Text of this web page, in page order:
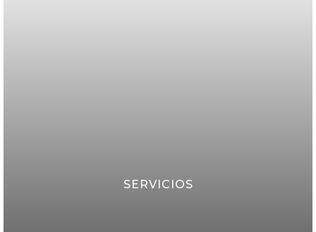
SERVICIOS